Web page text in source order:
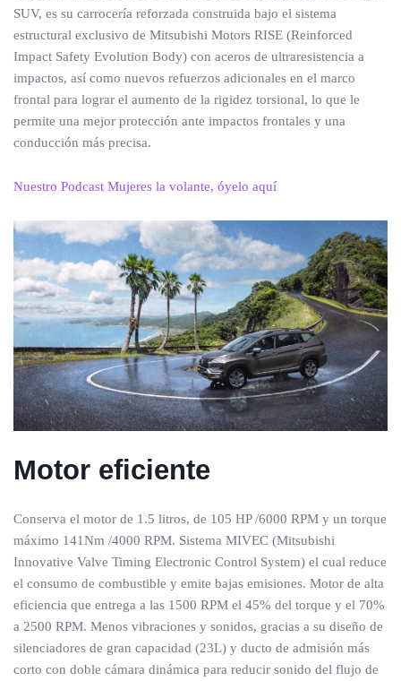
SUV, es su carrocería reforzada construida bajo el sistema
estructural exclusivo de Mitsubishi Motors RISE (Reinforced
Impact Safety Evolution Body) con aceros de ultraresistencia a
impactos, así como nuevos refuerzos adicionales en el marco
frontal para lograr el aumento de la rigidez torsional, lo que le
permite una mejor protección ante impactos frontales y una
conducción más precisa.
Nuestro Podcast Mujeres la volante, óyelo aquí
Motor eficiente
Conserva el motor de 1.5 litros, de 105 HP /6000 RPM y un torque
máximo 141Nm /4000 RPM. Sistema MIVEC (Mitsubishi
Innovative Valve Timing Electronic Control System) el cual reduce
el consumo de combustible y emite bajas emisiones. Motor de alta
eficiencia que entrega a las 1500 RPM el 45% del torque y el 70%
a 2500 RPM. Menos vibraciones y sonidos, gracias a su diseño de
silenciadores de gran capacidad (23L) y ducto de admisión más
corto con doble cámara dinámica para reducir sonido del flujo de